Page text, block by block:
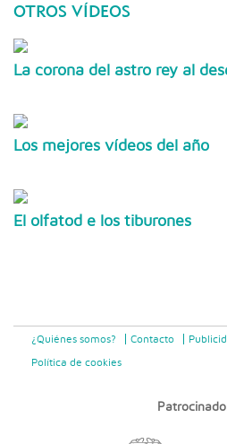
OTROS VÍDEOS
La corona del astro rey al
Los mejores vídeos del año
El olfatod e los tiburones
¿Quiénes somos? Contacto
Política de cookies